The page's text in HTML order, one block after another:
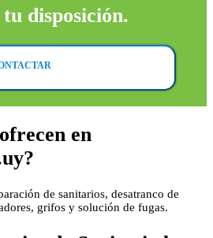
disposición.
en
de sanitarios, desatranco de
grifos y solución de fugas.